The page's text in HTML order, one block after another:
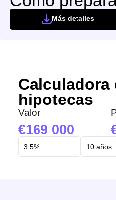
Más detalles
Calculadora
hipotecas
Valor
169 000